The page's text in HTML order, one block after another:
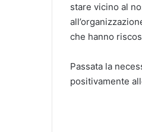
stare vicino al
che hanno
Passata la
positivamente